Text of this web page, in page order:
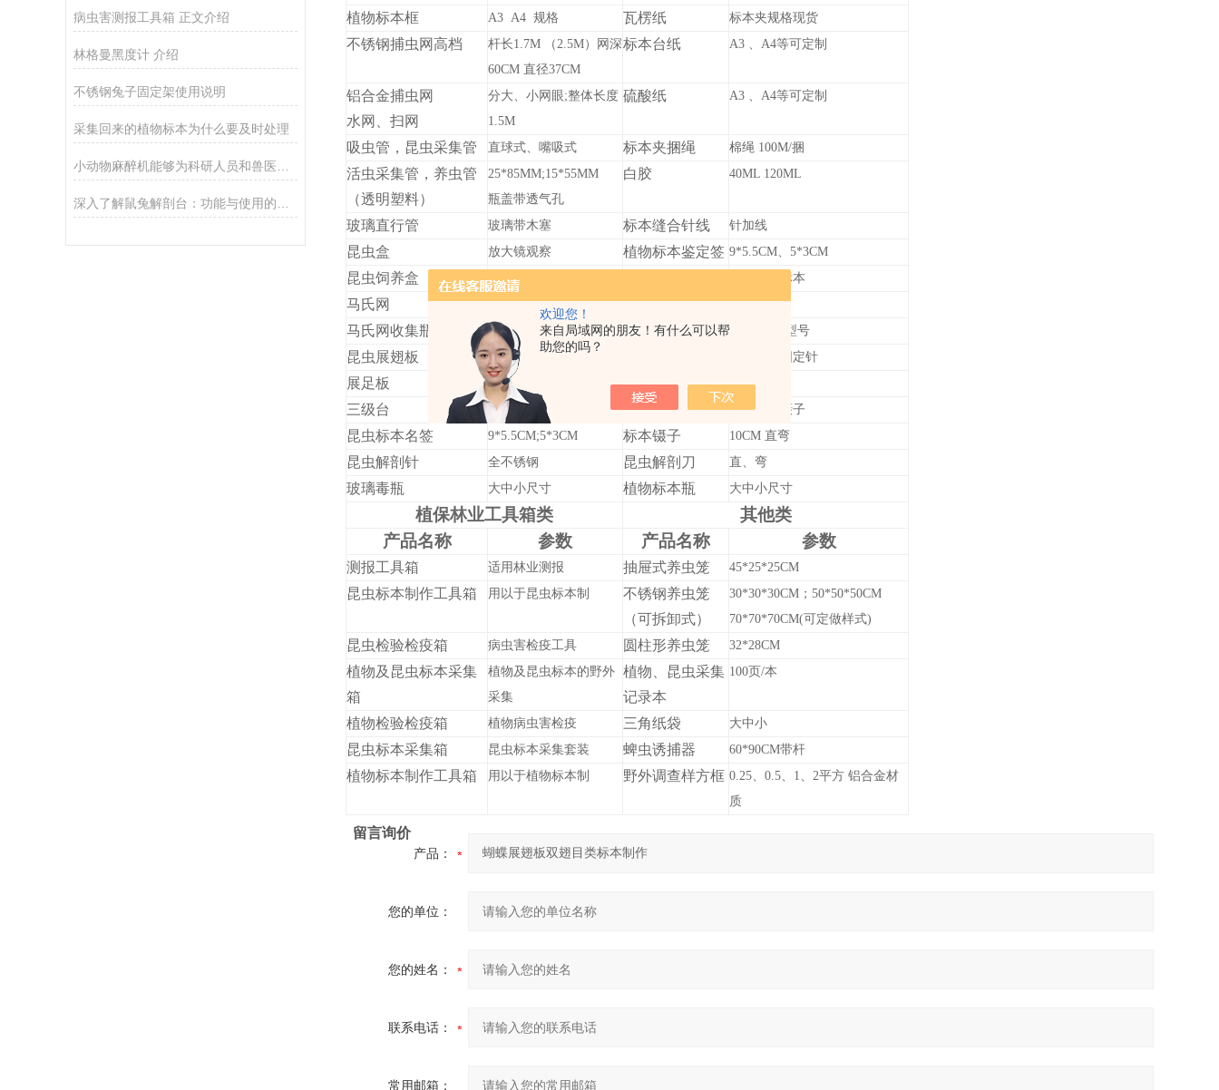
欢迎您！
来自局域网的朋友！有什么可以帮
助您的吗？
病虫害测报工具箱 正文介绍
林格曼黑度计 介绍
不锈钢兔子固定架使用说明
采集回来的植物标本为什么要及时处理
植物标本框 A3 A4 规格 瓦楞纸 标本夹规格现货
不锈钢捕虫网高档 杆长1.7M （2.5M）网深
60CM 直径37CM
标本台纸 A3 、A4等可定制
铝合金捕虫网
水网、扫网
分大、小网眼;整体长度
1.5M
硫酸纸 A3 、A4等可定制
吸虫管，昆虫采集管 直球式、嘴吸式 标本夹捆绳 棉绳 100M/捆
活虫采集管，养虫管
（透明塑料）
25*85MM;15*55MM
瓶盖带透气孔
白胶 40ML 120ML
玻璃直行管 玻璃带木塞 标本缝合针线 针加线
昆虫盒 放大镜观察 植物标本鉴定签 9*5.5CM、5*3CM
昆虫饲养盒 大、中、小 透气 8258昆虫标本
马氏网 昆虫收集网 乙酸乙酯 DU瓶试剂
马氏网收集瓶 用于马氏网配套设备 昆虫针 00-5#七个型号
昆虫展翅板 V型、平板 （软木） 小型蚊虫固定针
展足板 昆虫标本整姿 昆虫针台 6孔及9孔
三级台 三级平均台 昆虫镊 昆虫宽口镊子
昆虫标本名签 9*5.5CM;5*3CM 标本镊子 10CM 直弯
昆虫解剖针 全不锈钢 昆虫解剖刀 直、弯
玻璃毒瓶 大中小尺寸 植物标本瓶 大中小尺寸
植保林业工具箱类
其他类
产品名称
参数 产品名称 参数
测报工具箱 适用林业测报 抽屉式养虫笼 45*25*25CM
昆虫标本制作工具箱 用以于昆虫标本制
不锈钢养虫笼
（可拆卸式）
30*30*30CM ；50*50*50CM
70*70*70CM(可定做样式)
昆虫检验检疫箱 病虫害检疫工具 圆柱形养虫笼 32*28CM
植物及昆虫标本采集
箱
植物及昆虫标本的野外
采集
植物、昆虫采集
记录本
100页/本
植物检验检疫箱 植物病虫害检疫 三角纸袋 大中小
昆虫标本采集箱 昆虫标本采集套装 蜱虫诱捕器 60*90CM带杆
植物标本制作工具箱 用以于植物标本制 野外调查样方框 0.25、0.5、1、2平方 铝合金材
质
留言询价
产品：
您的单位：
您的姓名：
联系电话：
常用邮箱：